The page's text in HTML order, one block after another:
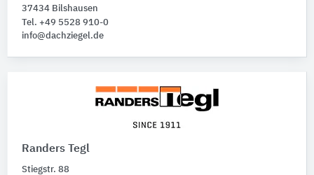
37434 Bilshausen
Tel. +49 5528 910-0
info@dachziegel.de
Randers Tegl
Stiegstr. 88